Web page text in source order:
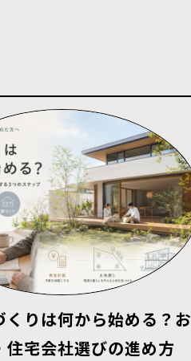
くりは何から始める？お
住宅会社選びの進め方